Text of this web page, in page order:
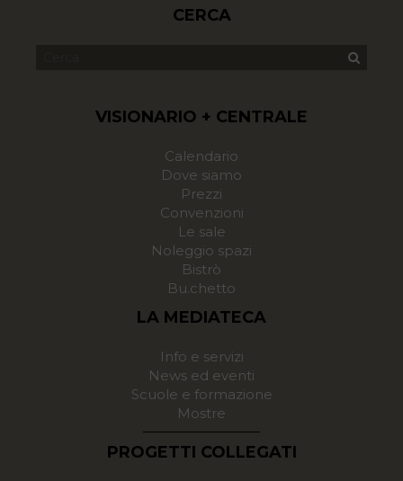
CERCA
VISIONARIO + CENTRALE
Calendario
Dove siamo
Prezzi
Convenzioni
Le sale
Noleggio spazi
Bistrò
Bu.chetto
LA MEDIATECA
Info e servizi
News ed eventi
Scuole e formazione
Mostre
PROGETTI COLLEGATI